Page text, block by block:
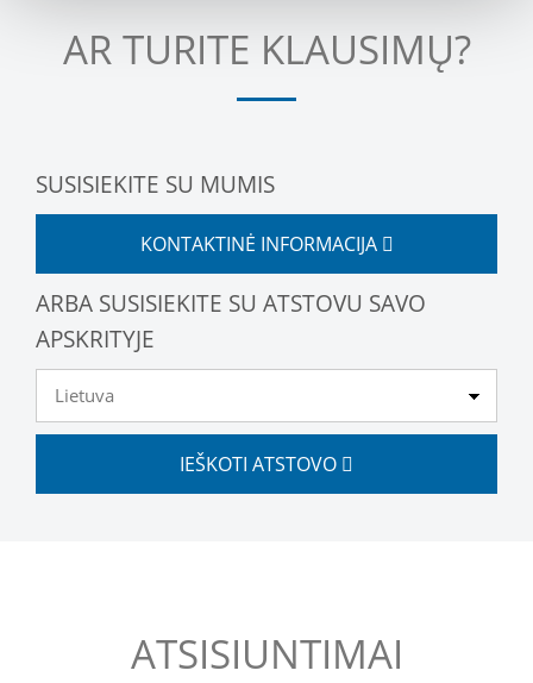
AR TURITE KLAUSIMŲ?
SUSISIEKITE SU MUMIS
KONTAKTINĖ INFORMACIJA
ARBA SUSISIEKITE SU ATSTOVU SAVO
APSKRITYJE
IEŠKOTI ATSTOVO
ATSISIUNTIMAI